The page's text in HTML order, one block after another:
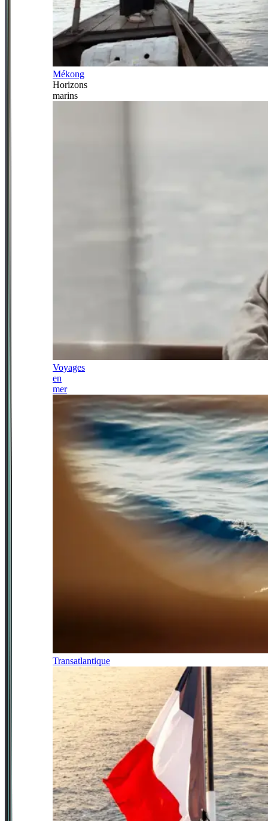
Mékong
Horizons
marins
Voyages
en
mer
Transatlantique